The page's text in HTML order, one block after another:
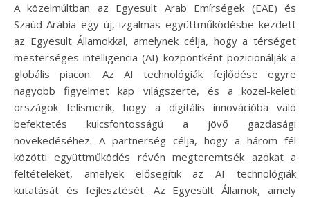
A közelmúltban az Egyesült Arab Emírségek (EAE) és
Szaúd-Arábia egy új, izgalmas együttműködésbe kezdett
az Egyesült Államokkal, amelynek célja, hogy a térséget
mesterséges intelligencia (AI) központként pozicionálják a
globális piacon. Az AI technológiák fejlődése egyre
nagyobb figyelmet kap világszerte, és a közel-keleti
országok felismerik, hogy a digitális innovációba való
befektetés kulcsfontosságú a jövő gazdasági
növekedéséhez. A partnerség célja, hogy a három fél
közötti együttműködés révén megteremtsék azokat a
feltételeket, amelyek elősegítik az AI technológiák
kutatását és fejlesztését. Az Egyesült Államok, amely